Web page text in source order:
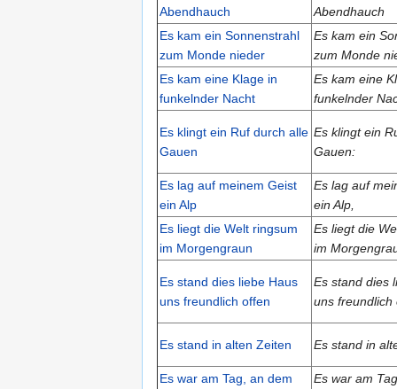
Abendhauch
Abendhauch
Es kam ein Sonnenstrahl
zum Monde nieder
Es kam ein
zum Monde
Es kam eine Klage in
funkelnder Nacht
Es kam eine
funkelnder
Es klingt ein Ruf durch alle
Gauen
Es klingt ein
Gauen:
Es lag auf meinem Geist
ein Alp
Es lag auf
ein Alp,
Es liegt die Welt ringsum
im Morgengraun
Es liegt die
im
Es stand dies liebe Haus
uns freundlich offen
Es stand dies
uns freundlich
Es stand in alten Zeiten Es stand in
Es war am Tag, an dem
Es war am